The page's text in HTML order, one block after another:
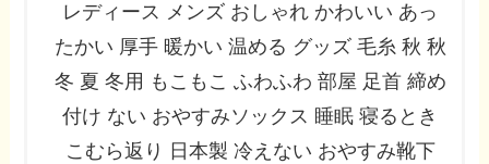
レディース メンズ おしゃれ かわいい あっ
たかい 厚手 暖かい 温める グッズ 毛糸 秋 秋
冬 夏 冬用 もこもこ ふわふわ 部屋 足首 締め
付け ない おやすみソックス 睡眠 寝るとき
こむら返り 日本製 冷えない おやすみ靴下